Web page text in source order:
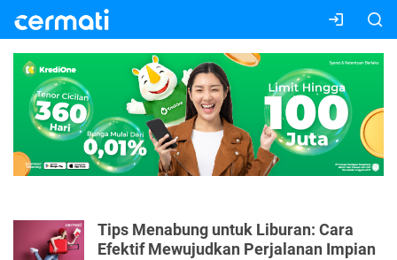
Tips Menabung untuk Liburan: Cara
Efektif Mewujudkan Perjalanan Impian